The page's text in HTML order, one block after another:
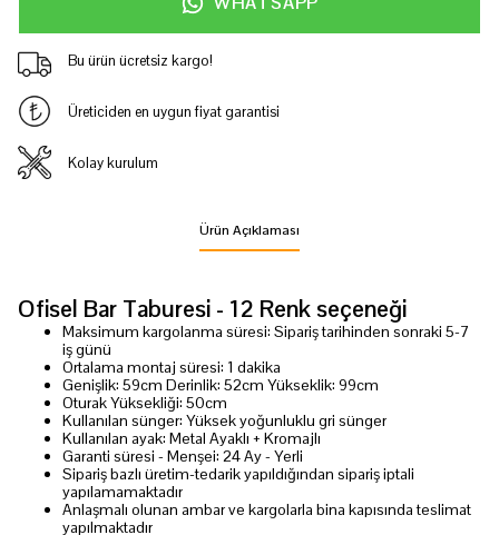
Bu ürün ücretsiz kargo!
Üreticiden en uygun fiyat garantisi
Kolay kurulum
Ürün Açıklaması
Ofisel Bar Taburesi - 12 Renk seçeneği
Maksimum kargolanma süresi: Sipariş tarihinden sonraki 5-7
iş günü
Ortalama montaj süresi: 1 dakika
Genişlik: 59cm Derinlik: 52cm Yükseklik: 99cm
Oturak Yüksekliği: 50cm
Kullanılan sünger: Yüksek yoğunluklu gri sünger
Kullanılan ayak: Metal Ayaklı + Kromajlı
Garanti süresi - Menşei: 24 Ay - Yerli
Sipariş bazlı üretim-tedarik yapıldığından sipariş iptali
yapılamamaktadır
Anlaşmalı olunan ambar ve kargolarla bina kapısında teslimat
yapılmaktadır